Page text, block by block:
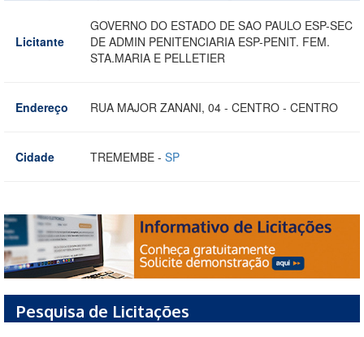
Licitante
GOVERNO DO ESTADO DE SAO PAULO ESP-SEC
DE ADMIN PENITENCIARIA ESP-PENIT. FEM.
STA.MARIA E PELLETIER
Endereço RUA MAJOR ZANANI, 04 - CENTRO - CENTRO
Cidade TREMEMBE - SP
Pesquisa de Licitações